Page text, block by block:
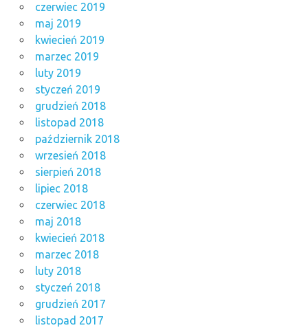
czerwiec 2019
maj 2019
kwiecień 2019
marzec 2019
luty 2019
styczeń 2019
grudzień 2018
listopad 2018
październik 2018
wrzesień 2018
sierpień 2018
lipiec 2018
czerwiec 2018
maj 2018
kwiecień 2018
marzec 2018
luty 2018
styczeń 2018
grudzień 2017
listopad 2017